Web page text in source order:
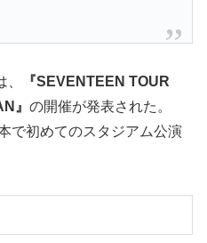
『SEVENTEEN TOUR
』 の開催が発表された。
で初めてのスタジアム公演